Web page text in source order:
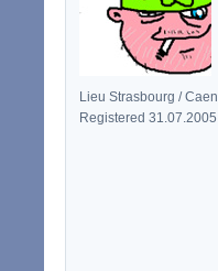
Lieu Strasbourg / Caen
Registered 31.07.2005